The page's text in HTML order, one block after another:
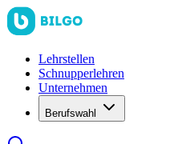
Lehrstellen
Schnupperlehren
Unternehmen
Berufswahl